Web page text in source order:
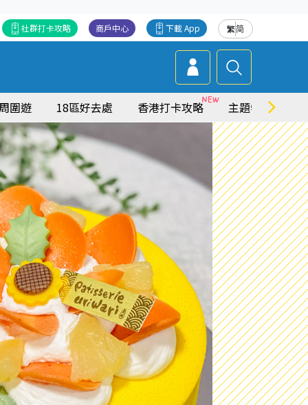
繁简
下載 App
商戶中心
社群打卡攻略
圍遊 18區好去處 香港打卡攻略 主題特集